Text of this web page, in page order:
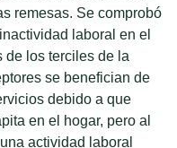
remesas. Se comprobó
laboral en el
de los terciles de la
se benefician de
debido a que
en el hogar, pero al
actividad laboral